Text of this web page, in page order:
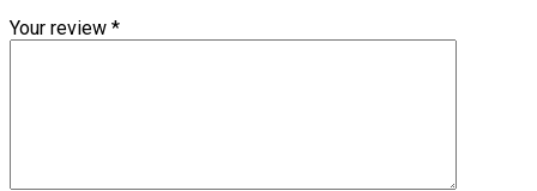
Your review *